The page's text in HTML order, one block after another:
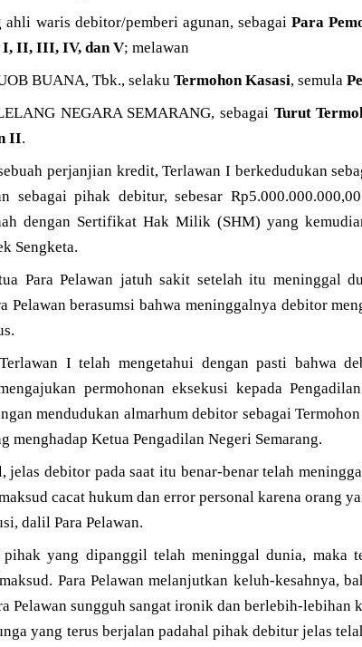
ahli waris debitor/pemberi agunan, sebagaiPara
I, II, III, IV, dan V; melawan
BUANA, Tbk., selaku Termohon Kasasi, semula
NEGARA SEMARANG, sebagai Turut
II.
perjanjian kredit, Terlawan I berkedudukan
sebagai pihak debitur, sebesar
dengan Sertifikat Hak Milik (SHM) yang
Sengketa.
Para Pelawan jatuh sakit setelah itu meninggal
Pelawan berasumsi bahwa meninggalnya debitor
I telah mengetahui dengan pasti bahwa
permohonan eksekusi kepada
mendudukan almarhum debitor sebagai
menghadap Ketua Pengadilan Negeri Semarang.
jelas debitor pada saat itu benar-benar telah
cacat hukum dan error personal karena orang
dalil Para Pelawan.
pihak yang dipanggil telah meninggal dunia, maka
Para Pelawan melanjutkan keluh-kesahnya,
Pelawan sungguh sangat ironik dan berlebih-lebihan
yang terus berjalan padahal pihak debitur jelas